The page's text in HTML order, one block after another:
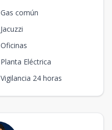
Gas común
Jacuzzi
Oficinas
Planta Eléctrica
Vigilancia 24 horas